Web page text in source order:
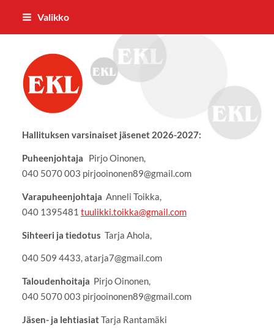
Siirry
Valikko
Nokian Eläkkeensaajat ry
Hallituksen varsinaiset jäsenet 2026-2027:
Puheenjohtaja Pirjo Oinonen,
040 5070 003 pirjooinonen89@gmail.com
Varapuheenjohtaja Anneli Toikka,
040 1395481 tuulikki.toikka@gmail.com
Sihteeri ja tiedotus Tarja Ahola,
040 509 4433, atarja7@gmail.com
Taloudenhoitaja Pirjo Oinonen,
040 5070 003 pirjooinonen89@gmail.com
Jäsen- ja lehtiasiatTarja Rantamäki